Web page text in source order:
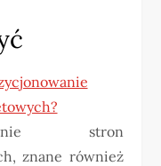
stron
znane również